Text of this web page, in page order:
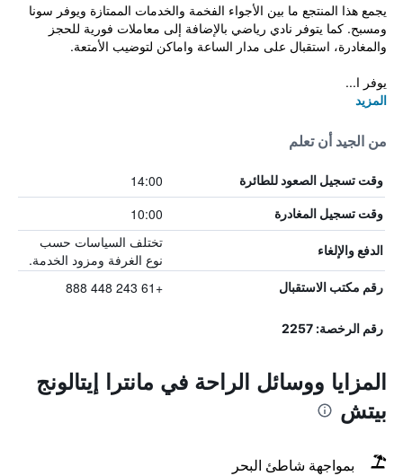
يجمع هذا المنتجع ما بين الأجواء الفخمة والخدمات الممتازة ويوفر سونا
ومسبح. كما يتوفر نادي رياضي بالإضافة إلى معاملات فورية للحجز
والمغادرة، استقبال على مدار الساعة واماكن لتوضيب الأمتعة.
يوفر ا...
المزيد
من الجيد أن تعلم
وقت تسجيل الصعود للطائرة 14:00
وقت تسجيل المغادرة 10:00
الدفع والإلغاء
تختلف السياسات حسب
نوع الغرفة ومزود الخدمة.
رقم مكتب الاستقبال +61 243 448 888
رقم الرخصة: 2257
المزايا ووسائل الراحة في مانترا إيتالونج
بيتش
بمواجهة شاطئ البحر